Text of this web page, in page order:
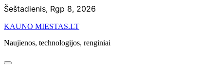
Skip
content
Šeštadienis, Rgp 8, 2026
KAUNO MIESTAS.LT
Naujienos, technologijos, renginiai